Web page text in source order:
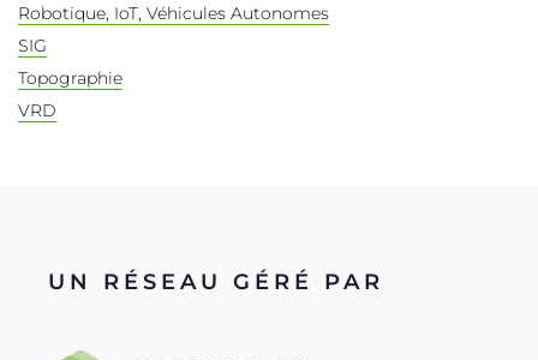
Robotique, IoT, Véhicules Autonomes
SIG
Topographie
VRD
UN RÉSEAU GÉRÉ PAR